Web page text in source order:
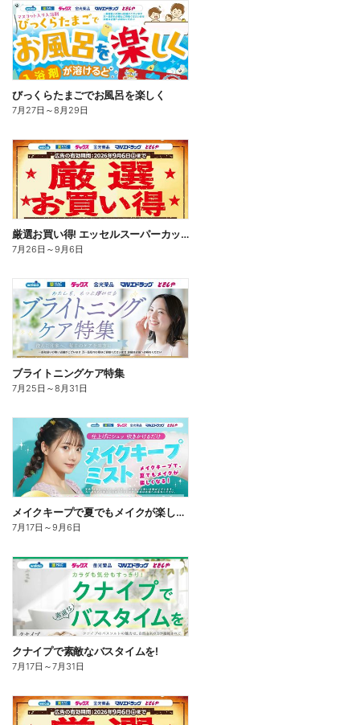
びっくらたまごでお風呂を楽しく
7月27日 ～8月29日
厳選お買い得! エッセルスーパーカップ
7月26日 ～9月6日
ブライトニングケア特集
7月25日 ～8月31日
メイクキープで夏でもメイクが楽しくなる!
7月17日 ～9月6日
クナイプで素敵なバスタイムを!
7月17日 ～7月31日